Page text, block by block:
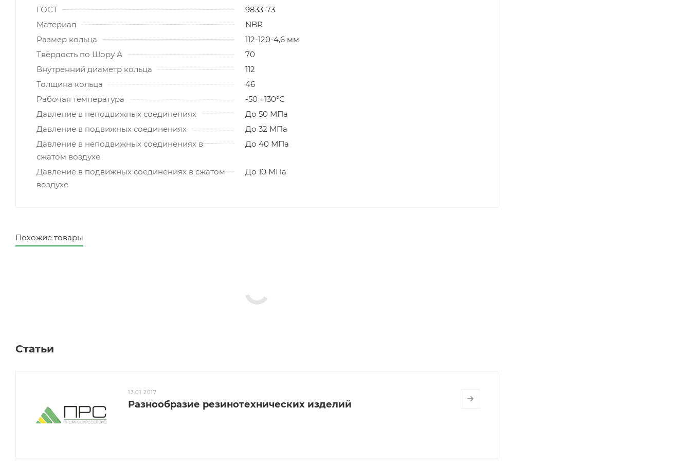
ГОСТ
9833-73
Материал
NBR
Размер кольца
112-120-4,6 мм
Твёрдость по Шору А
70
Внутренний диаметр кольца
112
Толщина кольца
46
Рабочая температура
-50 +130°С
Давление в неподвижных соединениях
До 50 МПа
Давление в подвижных соединениях
До 32 МПа
Давление в неподвижных соединениях в
сжатом воздухе
До 40 МПа
Давление в подвижных соединениях в сжатом
воздухе
До 10 МПа
Похожие товары
Статьи
13.01.2017
Разнообразие резинотехнических изделий